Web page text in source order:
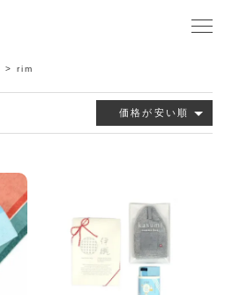
rim
価格が安い順